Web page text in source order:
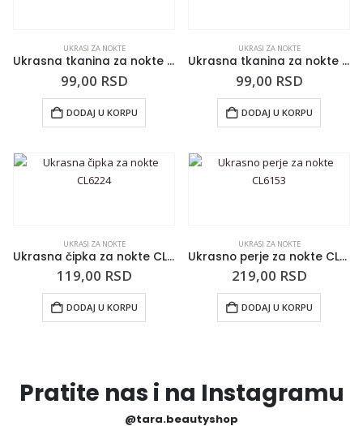
UKRASI ZA NOKTE
Ukrasna tkanina za nokte RB20X2
99,00 RSD
DODAJ U KORPU
UKRASI ZA NOKTE
Ukrasna tkanina za nokte RB20X1
99,00 RSD
DODAJ U KORPU
UKRASI ZA NOKTE
Ukrasna čipka za nokte CL6224
119,00 RSD
DODAJ U KORPU
UKRASI ZA NOKTE
Ukrasno perje za nokte CL6153
219,00 RSD
DODAJ U KORPU
Pratite nas i na Instagramu
@tara.beautyshop